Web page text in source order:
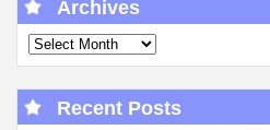
Archives
Recent Posts